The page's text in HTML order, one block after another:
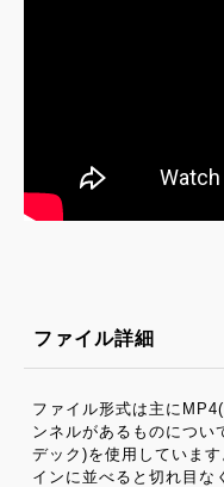
ファイル詳細
ファイル形式は主に
ンネルがあるものにつ
デック)を使用していま
インに並べると切れ目な